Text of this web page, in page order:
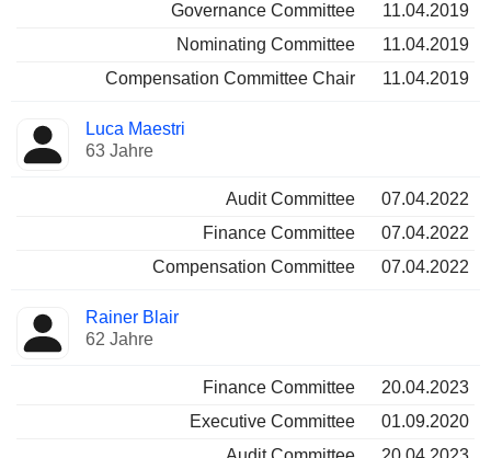
Governance Committee
11.04.2019
Nominating Committee
11.04.2019
Compensation Committee Chair
11.04.2019
Luca Maestri
63 Jahre
Audit Committee
07.04.2022
Finance Committee
07.04.2022
Compensation Committee
07.04.2022
Rainer Blair
62 Jahre
Finance Committee
20.04.2023
Executive Committee
01.09.2020